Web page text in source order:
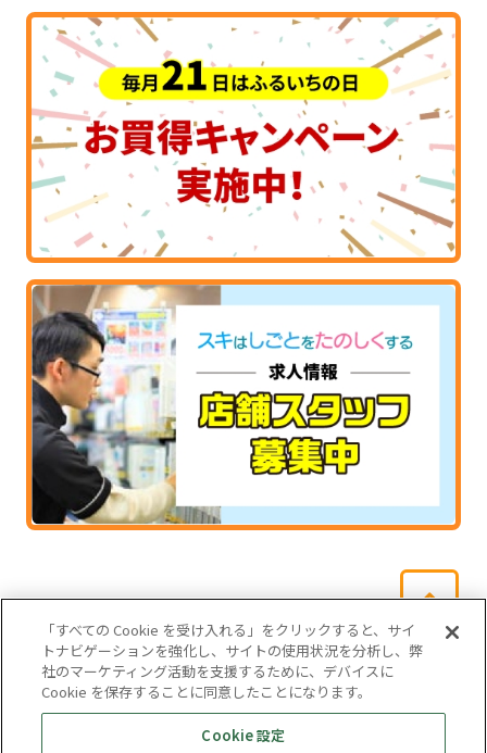
会社概要
サイトマップ
お問い合わせ
個人情報保護方針
「すべての Cookie を受け入れる」をクリックすると、サイ
トナビゲーションを強化し、サイトの使用状況を分析し、弊
社のマーケティング活動を支援するために、デバイスに
Cookie を保存することに同意したことになります。
Cookie 設定